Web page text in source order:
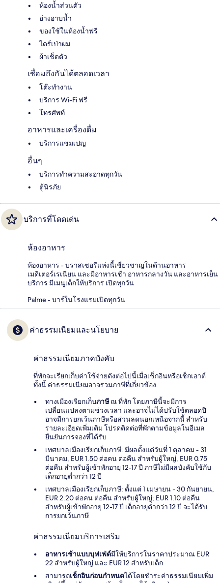
ห้องน้ำส่วนตัว
อ่างอาบน้ำ
ของใช้ในห้องน้ำฟรี
ไดร์เป่าผม
ผ้าเช็ดตัว
เชื่อมถึงกันได้ตลอดเวลา
โต๊ะทำงาน
บริการ Wi-Fi ฟรี
โทรศัพท์
อาหารและเครื่องดื่ม
บริการแชมเปญ
อื่นๆ
บริการทำความสะอาดทุกวัน
ตู้นิรภัย
บริการที่โดดเด่น
ห้องอาหาร
ห้องอาหาร - บราสเซอรีแห่งนี้เชี่ยวชาญในด้านอาหาร
เมดิเตอร์เรเนียน และมีอาหารเช้า อาหารกลางวัน และอาหารเย็น
บริการ มีเมนูเด็กให้บริการ เปิดทุกวัน
Palme - บาร์ในโรงแรมเปิดทุกวัน
ค่าธรรมเนียมและนโยบาย
ค่าธรรมเนียมภาคบังคับ
ที่พักจะเรียกเก็บค่าใช้จ่ายดังต่อไปนี้เมื่อเช็กอินหรือเช็กเอาต์
ทั้งนี้ ค่าธรรมเนียมอาจรวมภาษีที่เกี่ยวข้อง:
ทางเมืองเรียกเก็บภาษีณ ที่พัก โดยภาษีนี้จะมีการ
เปลี่ยนแปลงตามช่วงเวลา และอาจไม่ได้ปรับใช้ตลอดปี
อาจมีการยกเว้นภาษีหรือส่วนลดนอกเหนือจากนี้ สำหรับ
รายละเอียดเพิ่มเติม โปรดติดต่อที่พักตามข้อมูลในอีเมล
ยืนยันการจองที่ได้รับ
เทศบาลเมืองเรียกเก็บภาษี: มีผลตั้งแต่วันที่ 1 ตุลาคม - 31
มีนาคม, EUR 1.50 ต่อคน ต่อคืน สำหรับผู้ใหญ่, EUR 0.75
ต่อคืน สำหรับผู้เข้าพักอายุ 12-17 ปี ภาษีไม่มีผลบังคับใช้กับ
เด็กอายุต่ำกว่า 12 ปี
เทศบาลเมืองเรียกเก็บภาษี: ตั้งแต่ 1 เมษายน - 30 กันยายน,
EUR 2.20 ต่อคน ต่อคืน สำหรับผู้ใหญ่; EUR 1.10 ต่อคืน
สำหรับผู้เข้าพักอายุ 12-17 ปี เด็กอายุต่ำกว่า 12 ปี จะได้รับ
การยกเว้นภาษี
ค่าธรรมเนียมบริการเสริม
อาหารเช้าแบบบุฟเฟ่ต์มีให้บริการในราคาประมาณ EUR
22 สำหรับผู้ใหญ่ และ EUR 12 สำหรับเด็ก
สามารถเช็กอินก่อนกำหนดได้โดยชำระค่าธรรมเนียมเพิ่ม